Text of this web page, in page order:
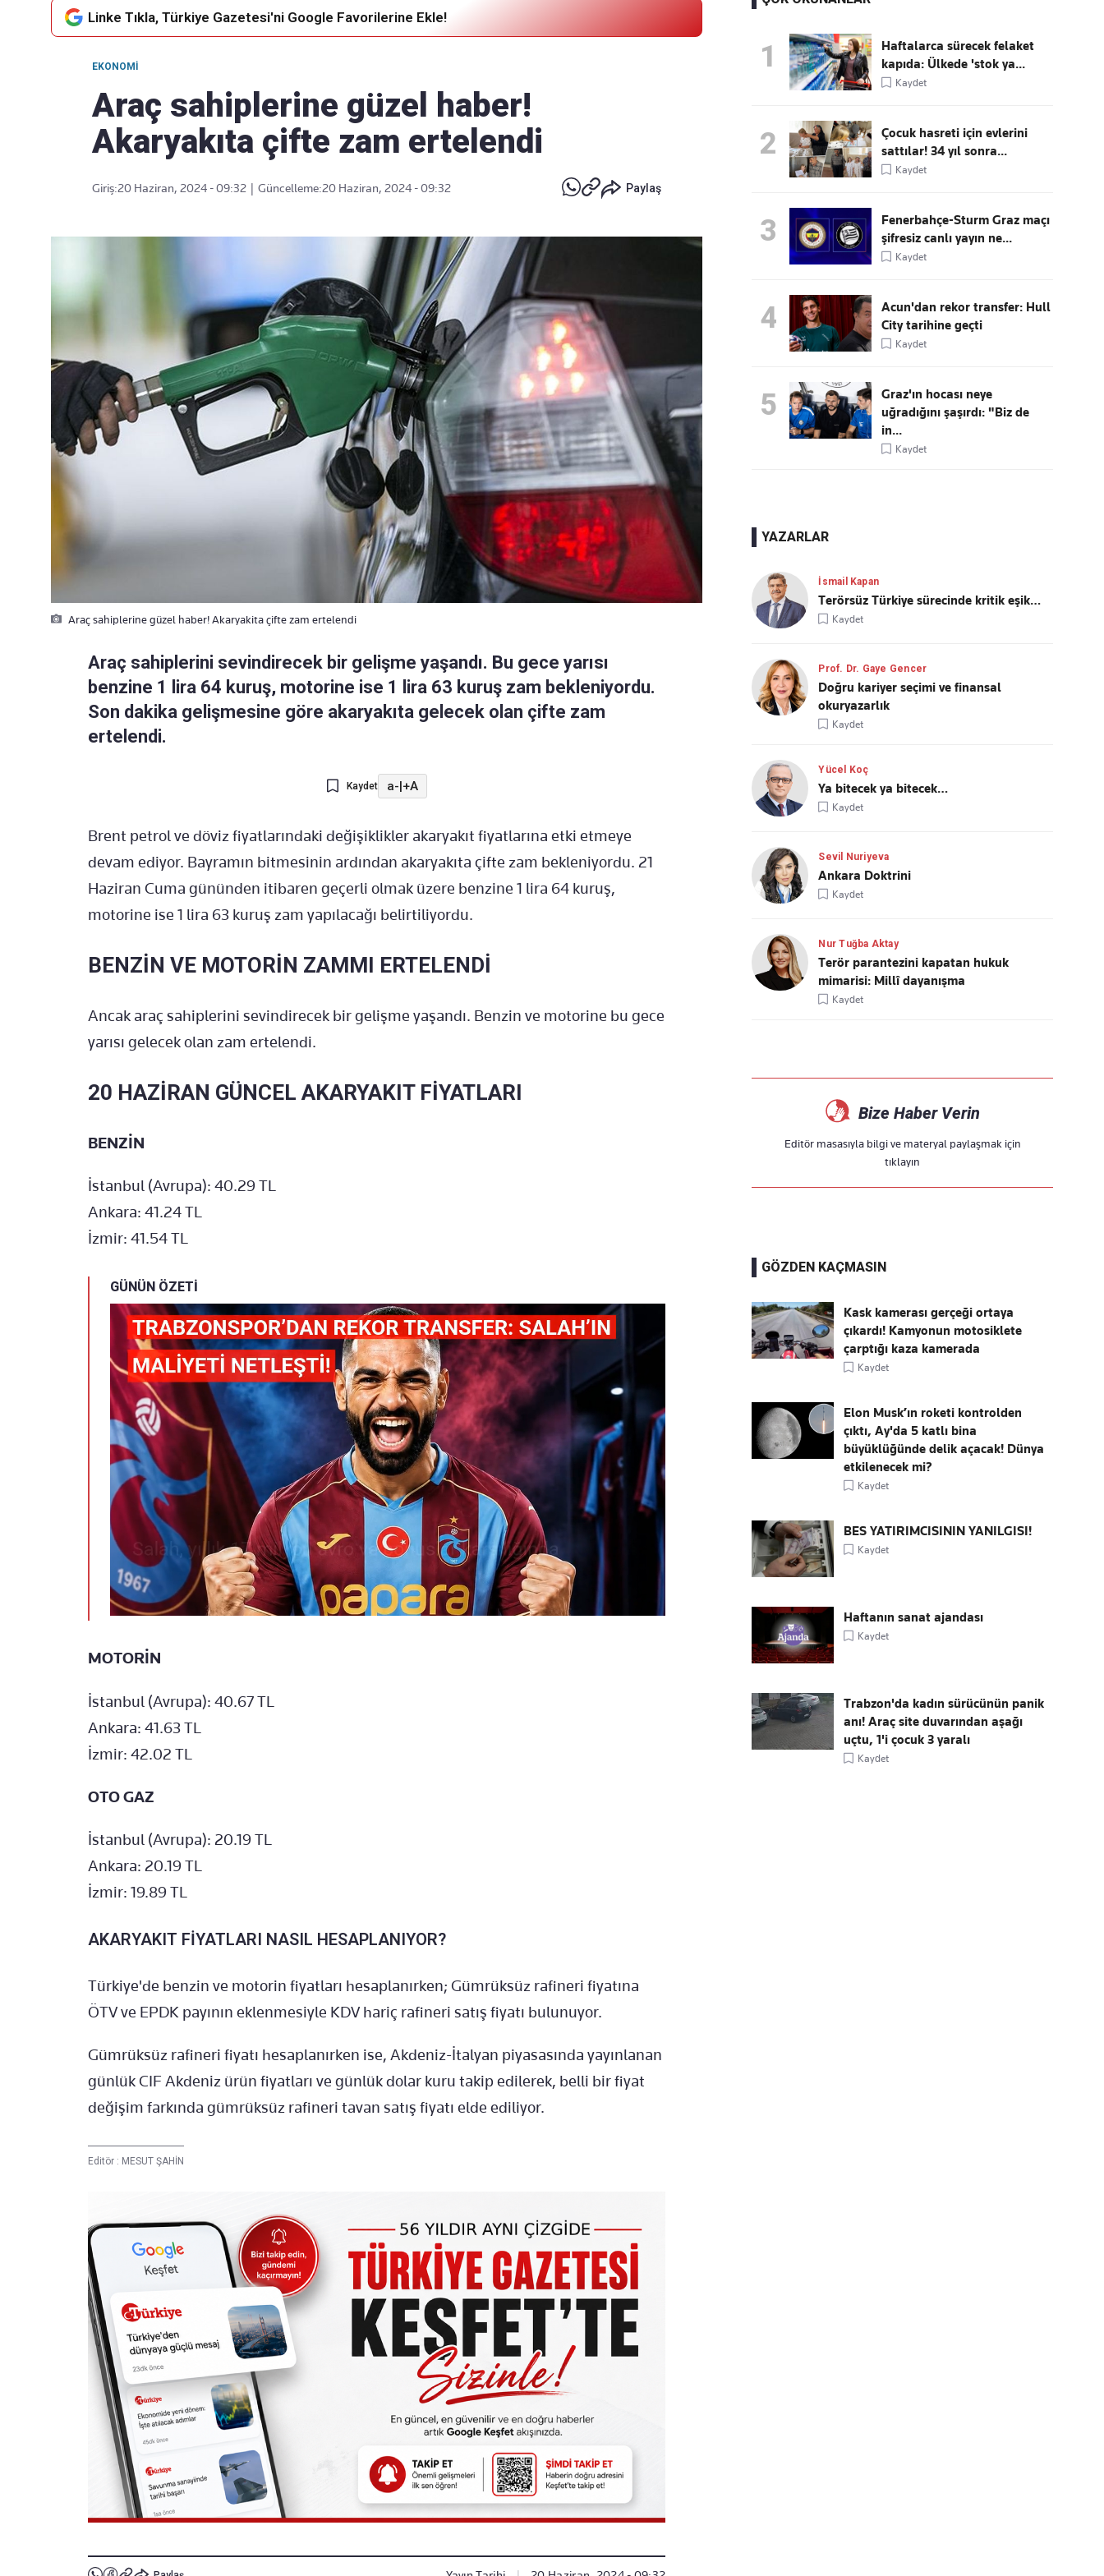
akışımıza ulaşın
göndermek için
Kaçırmayın
Ücretsiz üye olun, gündemi
Linke Tıkla, Türkiye Gazetesi'ni Google Favorilerine Ekle!
EKONOMI
Araç sahiplerine güzel haber!
Akaryakıta çifte zam ertelendi
Giriş:20 Haziran, 2024 - 09:32 Güncelleme:20 Haziran, 2024 - 09:32 Paylaş
Araç sahiplerine güzel haber! Akaryakita çifte zam ertelendi
Araç sahiplerini sevindirecek bir gelişme yaşandı. Bu gece yarısı
benzine 1 lira 64 kuruş, motorine ise 1 lira 63 kuruş zam bekleniyordu.
Son dakika gelişmesine göre akaryakıta gelecek olan çifte zam
ertelendi.
Kaydet a-|+A
Brent petrol ve döviz fiyatlarındaki değişiklikler akaryakıt fiyatlarına etki etmeye
devam ediyor. Bayramın bitmesinin ardından akaryakıta çifte zam bekleniyordu. 21
Haziran Cuma gününden itibaren geçerli olmak üzere benzine 1 lira 64 kuruş,
motorine ise 1 lira 63 kuruş zam yapılacağı belirtiliyordu.
BENZİN VE MOTORİN ZAMMI ERTELENDİ
Ancak araç sahiplerini sevindirecek bir gelişme yaşandı. Benzin ve motorine bu gece
yarısı gelecek olan zam ertelendi.
20 HAZİRAN GÜNCEL AKARYAKIT FİYATLARI
BENZİN
İstanbul (Avrupa): 40.29 TL
Ankara: 41.24 TL
İzmir: 41.54 TL
GÜNÜN ÖZETİ
MOTORİN
İstanbul (Avrupa): 40.67 TL
Ankara: 41.63 TL
İzmir: 42.02 TL
OTO GAZ
İstanbul (Avrupa): 20.19 TL
Ankara: 20.19 TL
İzmir: 19.89 TL
AKARYAKIT FİYATLARI NASIL HESAPLANIYOR?
Türkiye'de benzin ve motorin fiyatları hesaplanırken; Gümrüksüz rafineri fiyatına
ÖTV ve EPDK payının eklenmesiyle KDV hariç rafineri satış fiyatı bulunuyor.
Gümrüksüz rafineri fiyatı hesaplanırken ise, Akdeniz-İtalyan piyasasında yayınlanan
günlük CIF Akdeniz ürün fiyatları ve günlük dolar kuru takip edilerek, belli bir fiyat
değişim farkında gümrüksüz rafineri tavan satış fiyatı elde ediliyor.
Editör : MESUT ŞAHİN
1
Haftalarca sürecek felaket
kapıda: Ülkede 'stok ya...
Kaydet
2
Çocuk hasreti için evlerini
sattılar! 34 yıl sonra...
Kaydet
3
Fenerbahçe-Sturm Graz maçı
şifresiz canlı yayın ne...
Kaydet
4
Acun'dan rekor transfer: Hull
City tarihine geçti
Kaydet
5
Graz'ın hocası neye
uğradığını şaşırdı: "Biz de
in...
Kaydet
YAZARLAR
İsmail Kapan
Terörsüz Türkiye sürecinde kritik eşik…
Kaydet
Prof. Dr. Gaye Gencer
Doğru kariyer seçimi ve finansal
okuryazarlık
Kaydet
Yücel Koç
Ya bitecek ya bitecek…
Kaydet
Sevil Nuriyeva
Ankara Doktrini
Kaydet
Nur Tuğba Aktay
Terör parantezini kapatan hukuk
mimarisi: Millî dayanışma
Kaydet
Bize Haber Verin
Editör masasıyla bilgi ve materyal paylaşmak için
tıklayın
GÖZDEN KAÇMASIN
Kask kamerası gerçeği ortaya
çıkardı! Kamyonun motosiklete
çarptığı kaza kamerada
Kaydet
Elon Musk’ın roketi kontrolden
çıktı, Ay'da 5 katlı bina
büyüklüğünde delik açacak! Dünya
etkilenecek mi?
Kaydet
BES YATIRIMCISININ YANILGISI!
Kaydet
Haftanın sanat ajandası
Kaydet
Trabzon'da kadın sürücünün panik
anı! Araç site duvarından aşağı
uçtu, 1'i çocuk 3 yaralı
Kaydet